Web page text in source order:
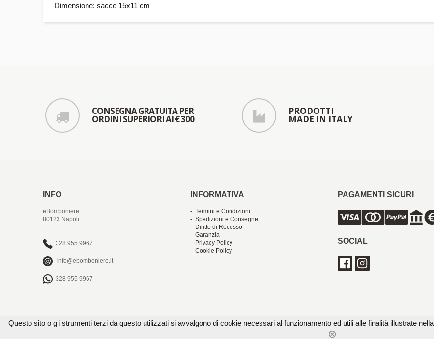
Dimensione: sacco 15x11 cm
CONSEGNA GRATUITA PER
ORDINI SUPERIORI AI € 300
PRODOTTI
MADE IN ITALY
INFO
eBomboniere
80123 Napoli
328 955 9967
info@ebomboniere.it
328 955 9967
INFORMATIVA
- Termini e Condizioni
- Spedizioni e Consegne
- Diritto di Recesso
- Garanzia
- Privacy Policy
- Cookie Policy
PAGAMENTI SICURI
SOCIAL
Questo sito o gli strumenti terzi da questo utilizzati si avvalgono di cookie necessari al funzionamento ed utili alle finalità illustrate nella